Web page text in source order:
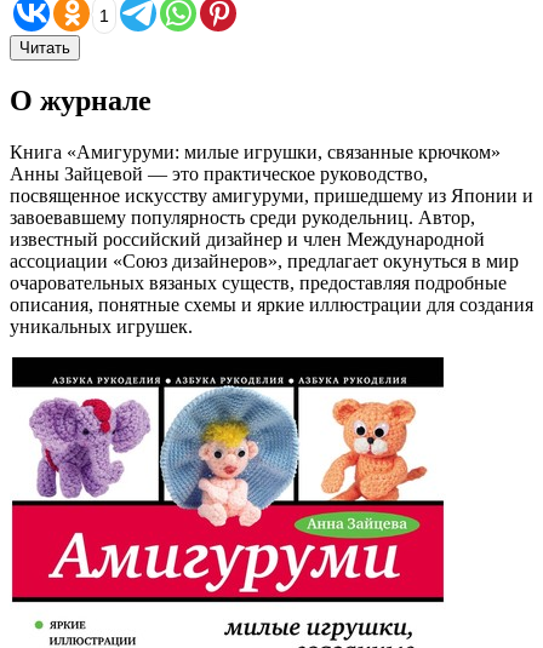
1
Читать
О журнале
Книга «Амигуруми: милые игрушки, связанные крючком»
Анны Зайцевой — это практическое руководство,
посвященное искусству амигуруми, пришедшему из Японии и
завоевавшему популярность среди рукодельниц. Автор,
известный российский дизайнер и член Международной
ассоциации «Союз дизайнеров», предлагает окунуться в мир
очаровательных вязаных существ, предоставляя подробные
описания, понятные схемы и яркие иллюстрации для создания
уникальных игрушек.